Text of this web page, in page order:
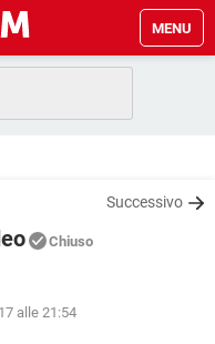
MENU
10
Successivo
Chiuso
alle 21:54